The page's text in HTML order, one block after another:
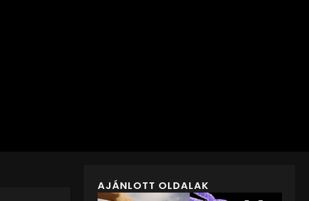
AJÁNLOTT OLDALAK